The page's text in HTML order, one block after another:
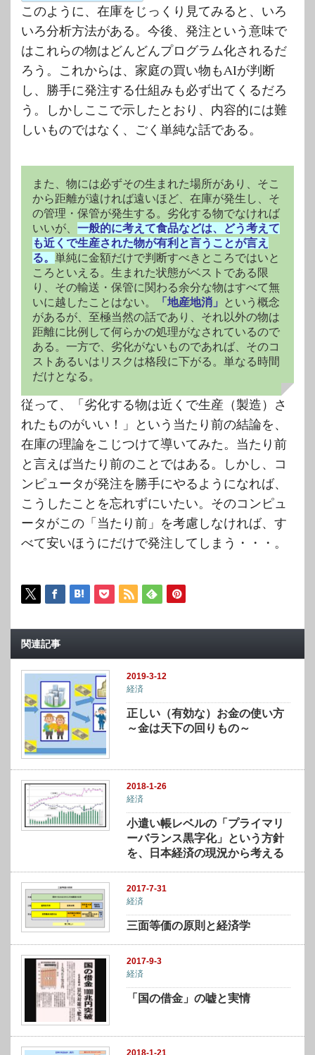
このように、在庫をじっくり見てみると、いろ
いろ分析方法がある。今後、発注という意味で
はこれらの物はどんどんプログラム化されるだ
ろう。これからは、家庭の買い物もAIが判断
し、勝手に発注する仕組みも必ず出てくるだろ
う。しかしここで示したとおり、内容的には難
しいものではなく、ごく単純な話である。
また、物には必ずその生まれた場所があり、そこ
から距離が遠ければ遠いほど、在庫が発生し、そ
の管理・保管が発生する。劣化する物でなければ
いいが、 一般的に考えて食品などは、どう考えて
も近くで生産された物が有利と言うことが言え
る。 単純に金額だけで判断すべきところではいと
ころといえる。生まれた状態がベストである限
り、その輸送・保管に関わる余分な物はすべて無
いに越したことはない。
「地産地消」
という概念
があるが、至極当然の話であり、それ以外の物は
距離に比例して何らかの処理がなされているので
ある。一方で、劣化がないものであれば、そのコ
ストあるいはリスクは格段に下がる。単なる時間
だけとなる。
従って、「劣化する物は近くで生産（製造）さ
れたものがいい！」という当たり前の結論を、
在庫の理論をこじつけて導いてみた。当たり前
と言えば当たり前のことではある。しかし、コ
ンピュータが発注を勝手にやるようになれば、
こうしたことを忘れずにいたい。そのコンピュ
ータがこの「当たり前」を考慮しなければ、す
べて安いほうにだけで発注してしまう・・・。
関連記事
2019-3-12
経済
正しい（有効な）お金の使い方
～金は天下の回りもの～
2018-1-26
経済
小遣い帳レベルの「プライマリ
ーバランス黒字化」という方針
を、日本経済の現況から考える
2017-7-31
経済
三面等価の原則と経済学
2017-9-3
経済
「国の借金」の嘘と実情
2018-1-21